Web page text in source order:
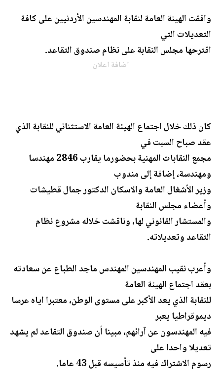
وافقت الهيئة العامة لنقابة المهندسين الأردنيين على كافة
التعديلات التي
اقترحها مجلس النقابة على نظام صندوق التقاعد.
اضافة اعلان
كان ذلك خلال اجتماع الهيئة العامة الاستثنائي للنقابة الذي
عقد صباح السبت في
مجمع النقابات المهنية بحضورما يقارب 2846 مهندسا
ومهندسة، إضافة إلى مندوب
وزير الأشغال العامة والاسكان الدكتور جمال قطيشات
وأعضاء مجلس النقابة
والمستشار القانوني لها، وناقشت خلاله مشروع نظام
التقاعد وتعديلاته.
وأعرب نقيب المهندسين المهندس ماجد الطباع عن سعادته
بعقد اجتماع الهيئة العامة
للنقابة الذي يعد الأكبر على مستوى الوطن، معتبرا اياه عرسا
ديموقراطيا يعبر
فيه المهندسون عن آرائهم، مبينا أن صندوق التقاعد لم يشهد
تعديلا واحدا على
رسوم الاشتراك فيه منذ تأسيسه قبل 43 عاما.